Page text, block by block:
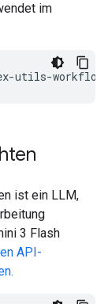
im
-utils-workflow
ist ein LLM,
3 Flash
API-